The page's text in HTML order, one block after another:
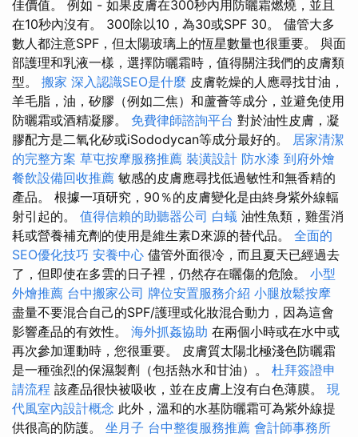
佳價值。 例如 - 如果皮膚在300秒內用防曬霜燃燒，並且
在10秒內沒有。 300除以10，為30或SPF 30。 儘管大多
數人都注意SPF，但太陽玻璃上的恆星數量也很重要。 與面
部護理和乳液一樣，選擇防曬霜時，值得關注我們的皮膚類
型。 搬家 深入認識SEO是什麼 皮膚乾燥的人應尋找甘油，
羊毛脂，油，矽膠（例如二焦）和蘆薈等成分，並避免使用
防曬霜或酒精凝膠。 免費律師諮詢平台 對於油性皮膚，凝
膠配方是二氧化矽或iSododycan等成分最好的。 居家清潔
的完整方案 草屯按摩服務推薦 裝潢設計 防水漆 到府外燴
餐飲設備回收推薦 敏感的皮膚應尋找低過敏性和無香精的
產品。 根據一項研究，90％的皮膚變化是由終身紫外線輻
射引起的。 值得信賴的助聽器公司 白蟻 油性魚類，雞蛋消
耗或營養補充劑的使用是維生素D來源的替代品。 全面的
SEO優化技巧 安養中心 儘管外面很冷，而且夏天已經過去
了，但即使在多雲的日子裡，仍然存在曬傷的危險。 小型
外燴推薦 台中搬家公司 牌位安置服務介紹 小腿放鬆按摩
盡量不要混合自己的SPF/護理或化妝混合動力，因為這會
影響產品的有效性。 海外抓姦協助 在兩個小時或在水中或
再次參加運動時，您很重要。 皮膚質太陽北極淺色防曬霜
是一種強烈的保濕製劑（包括熱水和甘油）。 杜拜簽證申
請流程 該產品很快被吸收，並在皮膚上沒有白色薄膜。 現
代風室內設計概念 此外，溫和的水基防曬霜可為紫外線提
供很高的防護。 坐月子 台中整復服務推薦 會計師事務所